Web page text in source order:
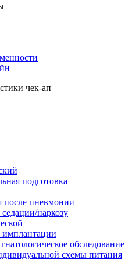
чек-ап
подготовка
после пневмонии
наркозу
имплантации
обследование
схемы питания